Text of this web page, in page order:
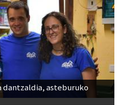
dantzaldia, asteburuko